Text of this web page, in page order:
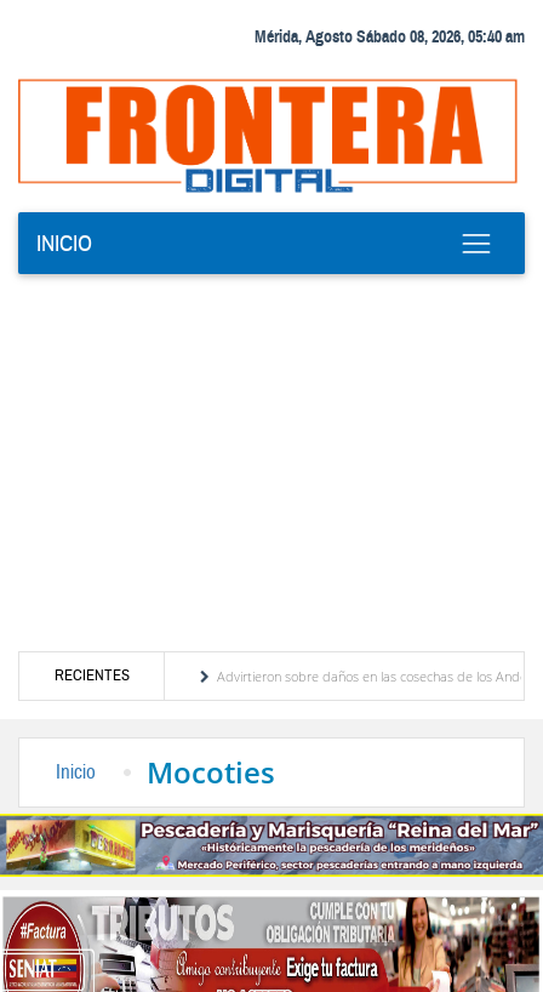
Mérida, Agosto Sábado 08, 2026, 05:40 am
INICIO
RECIENTES
y del Caribe
Advirtieron sobre daños en las cosechas de los Andes ante
Inicio Mocoties